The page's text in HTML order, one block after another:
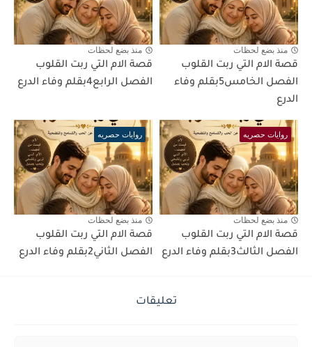
منذ بضع لحظات
قصة الام التي ربت القلوب
الفصل الخامس5بقلم وفاء
الدرع
منذ بضع لحظات
قصة الام التي ربت القلوب
الفصل الرابع4بقلم وفاء الدرع
روايات حصريه
منذ بضع لحظات
قصة الام التي ربت القلوب
الفصل الثالث3بقلم وفاء الدرع
روايات حصريه
منذ بضع لحظات
قصة الام التي ربت القلوب
الفصل الثاني2بقلم وفاء الدرع
تعليقات